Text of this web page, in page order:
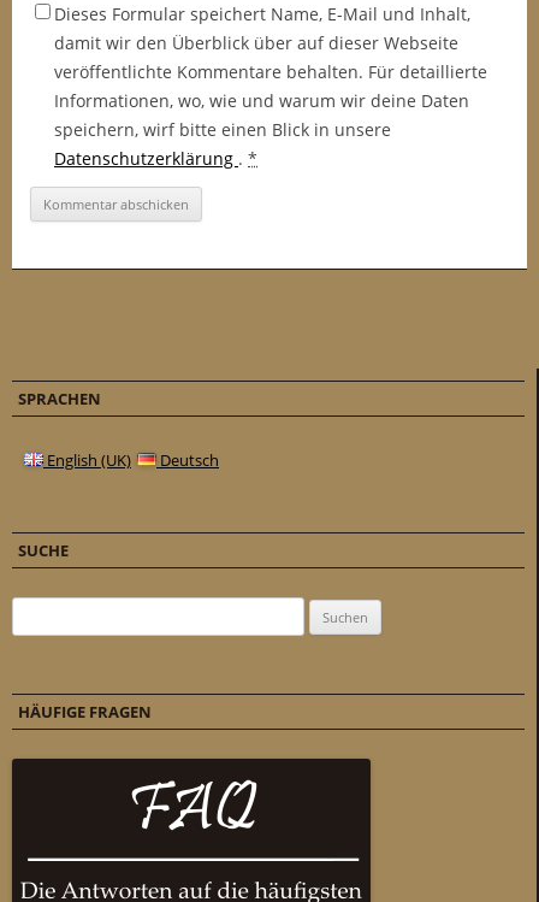
Dieses Formular speichert Name, E-Mail und Inhalt,
damit wir den Überblick über auf dieser Webseite
veröffentlichte Kommentare behalten. Für detaillierte
Informationen, wo, wie und warum wir deine Daten
speichern, wirf bitte einen Blick in unsere
Datenschutzerklärung . *
SPRACHEN
English (UK) Deutsch
SUCHE
HÄUFIGE FRAGEN